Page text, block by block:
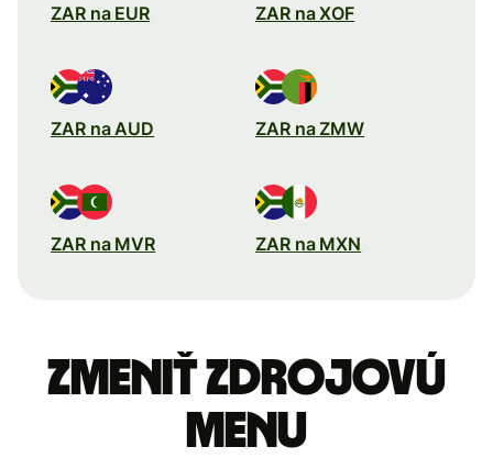
ZAR na EUR ZAR na XOF
ZAR na AUD ZAR na ZMW
ZAR na MVR ZAR na MXN
Zmeniť zdrojovú
menu